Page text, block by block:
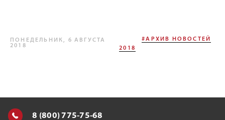
ПОНЕДЕЛЬНИК, 6 АВГУСТА
2018
#АРХИВ НОВОСТЕЙ
2018
8 (800) 775-75-68